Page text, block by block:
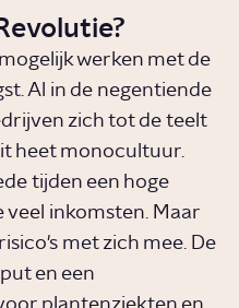
werken met de
Al in de negentiende
zich tot de teelt
heet monocultuur.
tijden een hoge
veel inkomsten. Maar
met zich mee. De
en een